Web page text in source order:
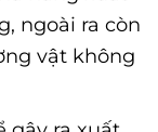
ngoài ra còn
vật không